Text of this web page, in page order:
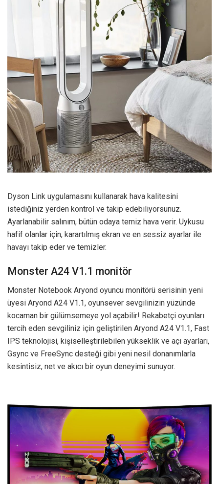
Dyson Link uygulamasını kullanarak hava kalitesini
istediğiniz yerden kontrol ve takip edebiliyorsunuz.
Ayarlanabilir salınım, bütün odaya temiz hava verir. Uykusu
hafif olanlar için, karartılmış ekran ve en sessiz ayarlar ile
havayı takip eder ve temizler.
Monster A24 V1.1 monitör
Monster Notebook Aryond oyuncu monitörü serisinin yeni
üyesi Aryond A24 V1.1, oyunsever sevgilinizin yüzünde
kocaman bir gülümsemeye yol açabilir! Rekabetçi oyunları
tercih eden sevgiliniz için geliştirilen Aryond A24 V1.1, Fast
IPS teknolojisi, kişiselleştirilebilen yükseklik ve açı ayarları,
Gsync ve FreeSync desteği gibi yeni nesil donanımlarla
kesintisiz, net ve akıcı bir oyun deneyimi sunuyor.